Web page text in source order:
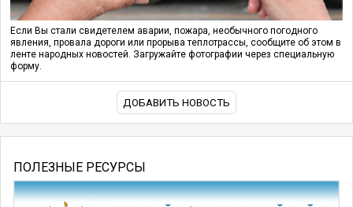
Если Вы стали свидетелем аварии, пожара, необычного погодного
явления, провала дороги или прорыва теплотрассы, сообщите об этом в
ленте народных новостей. Загружайте фотографии через специальную
форму.
ДОБАВИТЬ НОВОСТЬ
ПОЛЕЗНЫЕ РЕСУРСЫ